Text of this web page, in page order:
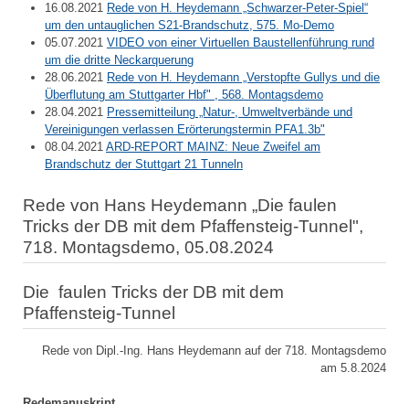
16.08.2021 Rede von H. Heydemann „Schwarzer-Peter-Spiel“
um den untauglichen S21-Brandschutz, 575. Mo-Demo
05.07.2021 VIDEO von einer Virtuellen Baustellenführung rund
um die dritte Neckarquerung
28.06.2021 Rede von H. Heydemann „Verstopfte Gullys und die
Überflutung am Stuttgarter Hbf" , 568. Montagsdemo
28.04.2021 Pressemitteilung „Natur-, Umweltverbände und
Vereinigungen verlassen Erörterungstermin PFA1.3b"
08.04.2021 ARD-REPORT MAINZ: Neue Zweifel am
Brandschutz der Stuttgart 21 Tunneln
Rede von Hans Heydemann „Die faulen
Tricks der DB mit dem Pfaffensteig-Tunnel",
718. Montagsdemo, 05.08.2024
Die faulen Tricks der DB mit dem
Pfaffensteig-Tunnel
Rede von Dipl.-Ing. Hans Heydemann auf der 718. Montagsdemo
am 5.8.2024